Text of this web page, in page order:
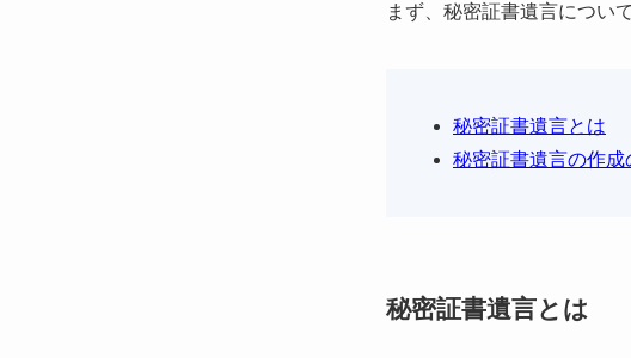
まず、秘密証書遺言につい
秘密証書遺言とは
秘密証書遺言の作成
秘密証書遺言とは